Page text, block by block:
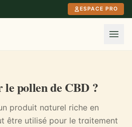
ESPACE PRO
pollen de CBD ?
produit naturel riche en
être utilisé pour le traitement